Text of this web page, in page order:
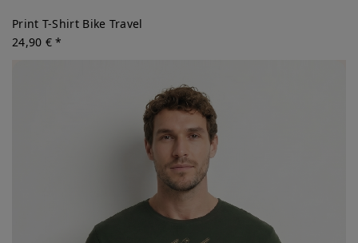
Print T-Shirt Bike Travel
24,90 € *